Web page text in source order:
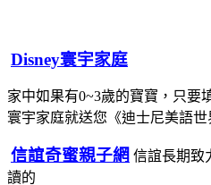
Disney寰宇家庭
家中如果有0~3歲的寶寶，只要
寰宇家庭就送您《迪士尼美語
信誼奇蜜親子網 信誼長期致
讀的